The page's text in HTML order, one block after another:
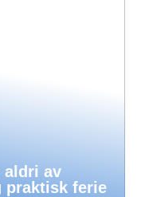
aldri av
praktisk ferie